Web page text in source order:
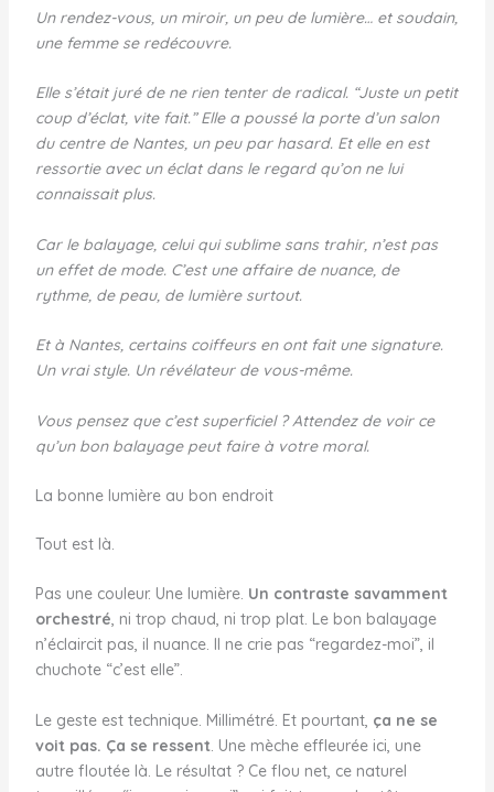
Un rendez-vous, un miroir, un peu de lumière… et soudain,
une femme se redécouvre.
Elle s’était juré de ne rien tenter de radical. “Juste un petit
coup d’éclat, vite fait.” Elle a poussé la porte d’un salon
du centre de Nantes, un peu par hasard. Et elle en est
ressortie avec un éclat dans le regard qu’on ne lui
connaissait plus.
Car le balayage, celui qui sublime sans trahir, n’est pas
un effet de mode. C’est une affaire de nuance, de
rythme, de peau, de lumière surtout.
Et à Nantes, certains coiffeurs en ont fait une signature.
Un vrai style. Un révélateur de vous-même.
Vous pensez que c’est superficiel ? Attendez de voir ce
qu’un bon balayage peut faire à votre moral.
La bonne lumière au bon endroit
Tout est là.
Pas une couleur. Une lumière. Un contraste savamment
orchestré, ni trop chaud, ni trop plat. Le bon balayage
n’éclaircit pas, il nuance. Il ne crie pas “regardez-moi”, il
chuchote “c’est elle”.
Le geste est technique. Millimétré. Et pourtant, ça ne se
voit pas. Ça se ressent. Une mèche effleurée ici, une
autre floutée là. Le résultat ? Ce flou net, ce naturel